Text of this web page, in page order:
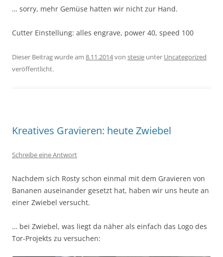
… sorry, mehr Gemüse hatten wir nicht zur Hand.
Cutter Einstellung: alles engrave, power 40, speed 100
Dieser Beitrag wurde am 8.11.2014von stesie unter Uncategorized
veröffentlicht.
Kreatives Gravieren: heute Zwiebel
Schreibe eine Antwort
Nachdem sich Rosty schon einmal mit dem Gravieren von
Bananen auseinander gesetzt hat, haben wir uns heute an
einer Zwiebel versucht.
… bei Zwiebel, was liegt da näher als einfach das Logo des
Tor-Projekts zu versuchen: